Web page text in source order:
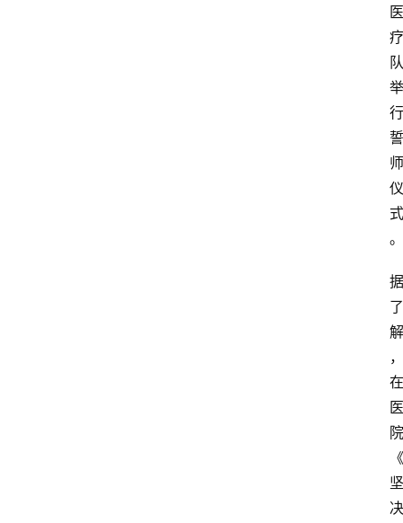
医
疗
队
举
行
誓
师
仪
式
。
据
了
解
，
在
医
院
《
坚
决